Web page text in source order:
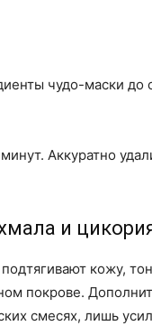
чудо-маски
Аккуратно
и
кожу,
покрове.
смесях, лишь